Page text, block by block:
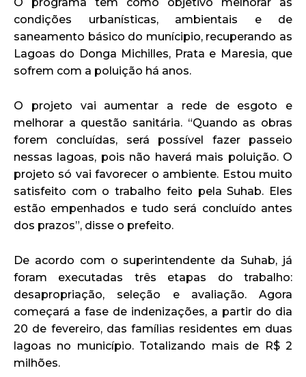
condições urbanísticas, ambientais e de
saneamento básico do munícipio, recuperando as
Lagoas do Donga Michilles, Prata e Maresia, que
sofrem com a poluição há anos.
O projeto vai aumentar a rede de esgoto e
melhorar a questão sanitária. “Quando as obras
forem concluídas, será possível fazer passeio
nessas lagoas, pois não haverá mais poluição. O
projeto só vai favorecer o ambiente. Estou muito
satisfeito com o trabalho feito pela Suhab. Eles
estão empenhados e tudo será concluído antes
dos prazos”, disse o prefeito.
De acordo com o superintendente da Suhab, já
foram executadas três etapas do trabalho:
desapropriação, seleção e avaliação. Agora
começará a fase de indenizações, a partir do dia
20 de fevereiro, das famílias residentes em duas
lagoas no município. Totalizando mais de R$ 2
milhões.